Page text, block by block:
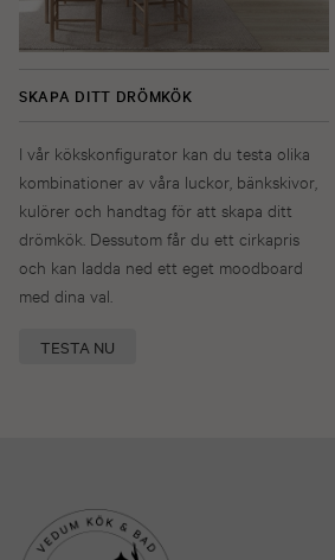
SKAPA DITT DRÖMKÖK
I vår kökskonfigurator kan du testa olika
kombinationer av våra luckor, bänkskivor,
kulörer och handtag för att skapa ditt
drömkök. Dessutom får du ett cirkapris
och kan ladda ned ett eget moodboard
med dina val.
TESTA NU